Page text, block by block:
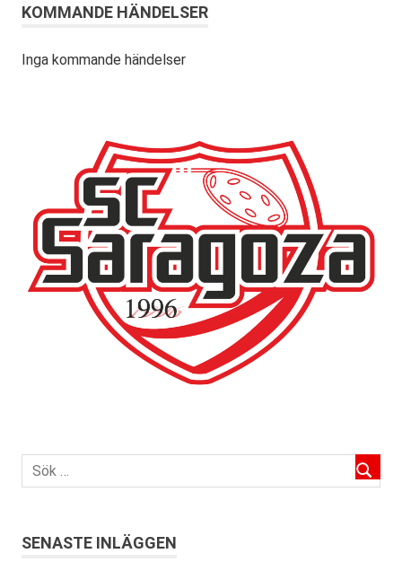
KOMMANDE HÄNDELSER
Inga kommande händelser
SENASTE INLÄGGEN